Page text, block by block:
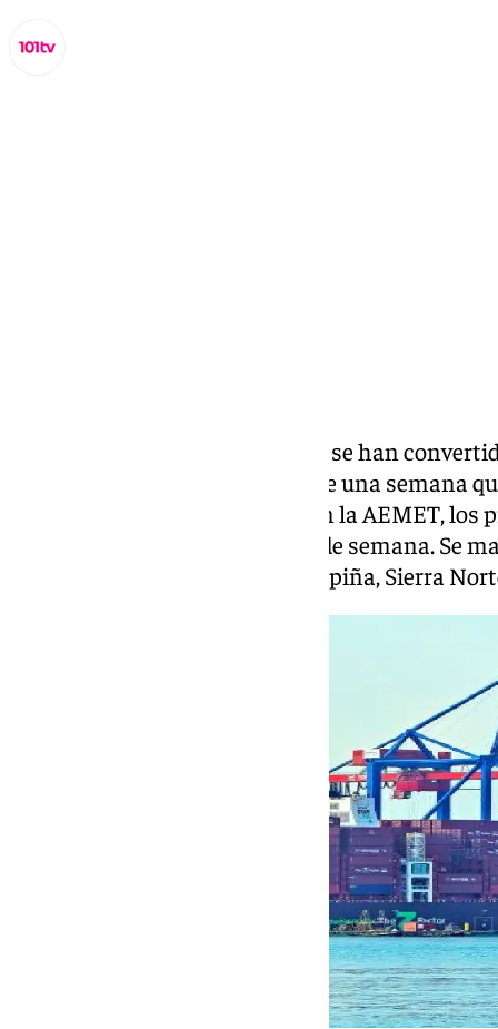
La lluvia persiste. Los paraguas se han
para los sevillanos. Hace más de una semana
precipitaciones no cesan. Según la AEMET,
al menos, hasta el próximo fin de semana. Se
por lluvias este lunes en la Campiña, Sierra